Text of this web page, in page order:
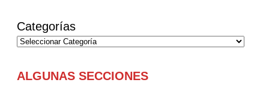
Categorías
ALGUNAS SECCIONES